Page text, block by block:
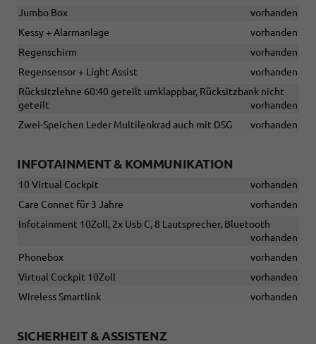
Jumbo Box
vorhanden
Kessy + Alarmanlage
vorhanden
Regenschirm
vorhanden
Regensensor + Light Assist
vorhanden
Rücksitzlehne 60:40 geteilt umklappbar, Rücksitzbank nicht
geteilt
vorhanden
Zwei-Speichen Leder Multilenkrad auch mit DSG
vorhanden
INFOTAINMENT & KOMMUNIKATION
10 Virtual Cockpit
vorhanden
Care Connet für 3 Jahre
vorhanden
Infotainment 10Zoll, 2x Usb C, 8 Lautsprecher, Bluetooth
vorhanden
Phonebox
vorhanden
Virtual Cockpit 10Zoll
vorhanden
Wireless Smartlink
vorhanden
SICHERHEIT & ASSISTENZ